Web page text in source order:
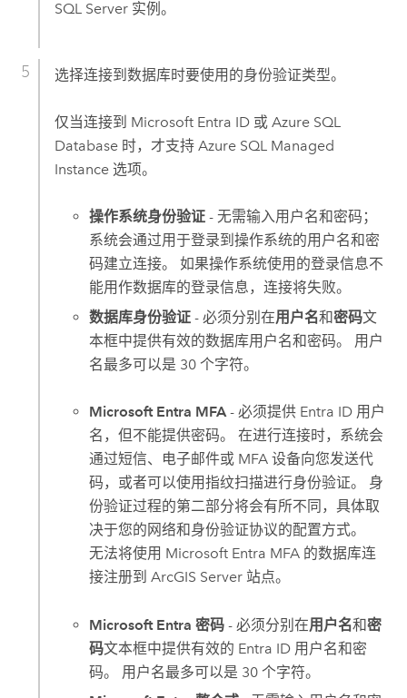
SQL Server实例。
选择连接到数据库时要使用的身份验证类型。
仅当连接到 Microsoft Entra ID或 Azure SQL
Database时，才支持 Azure SQL Managed
Instance选项。
操作系统身份验证 - 无需输入用户名和密码；
系统会通过用于登录到操作系统的用户名和密
码建立连接。 如果操作系统使用的登录信息不
能用作数据库的登录信息，连接将失败。
数据库身份验证 - 必须分别在用户名和密码文
本框中提供有效的数据库用户名和密码。 用户
名最多可以是 30 个字符。
Microsoft Entra MFA- 必须提供 Entra ID 用户
名，但不能提供密码。 在进行连接时，系统会
通过短信、电子邮件或 MFA 设备向您发送代
码，或者可以使用指纹扫描进行身份验证。 身
份验证过程的第二部分将会有所不同，具体取
决于您的网络和身份验证协议的配置方式。
无法将使用 Microsoft Entra MFA 的数据库连
接注册到ArcGIS Server 站点。
Microsoft Entra 密码 - 必须分别在用户名和密
码文本框中提供有效的 Entra ID 用户名和密
码。 用户名最多可以是 30 个字符。